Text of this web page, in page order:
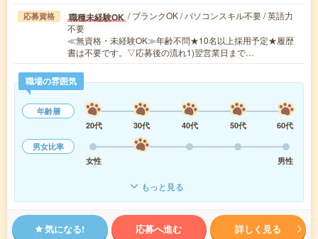
応募資格 職種未経験OK / ブランクOK / パソコンスキル不要 / 英語力
不要
≪無資格・未経験OK≫年齢不問★10名以上採用予定★履歴
書は不要です。▽応募後の流れ1)翌営業日まで…
職場の雰囲気
年齢層
20代
30代 40代 50代
60代
男女比率
女性
男性
もっと見る
気になる! 応募へ進む 詳しく見る